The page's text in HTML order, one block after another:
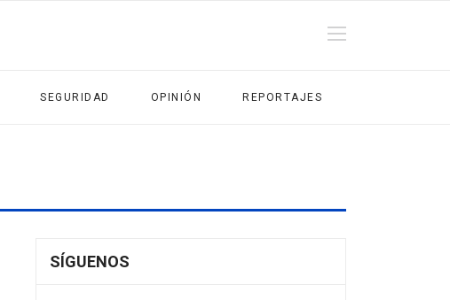
SEGURIDAD OPINIÓN REPORTAJES
SÍGUENOS